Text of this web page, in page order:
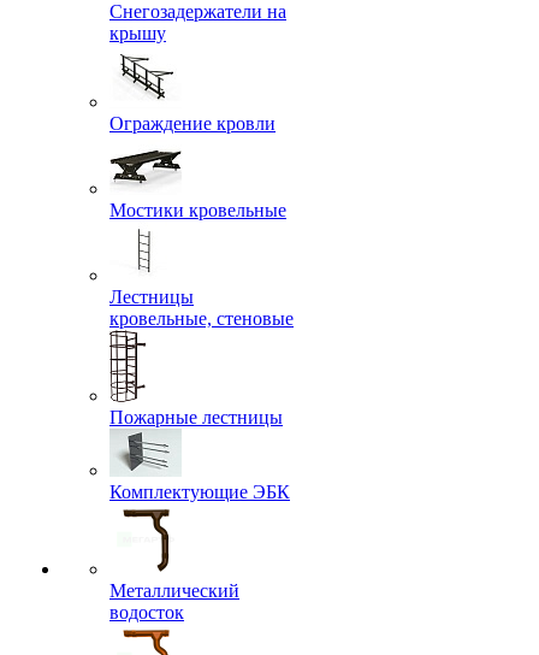
Снегозадержатели на
крышу
Ограждение кровли
Мостики кровельные
Лестницы
кровельные, стеновые
Пожарные лестницы
Комплектующие ЭБК
Металлический
водосток